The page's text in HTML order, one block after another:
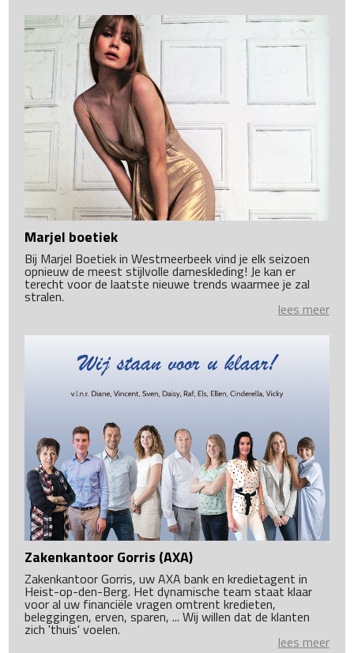
Marjel boetiek
Bij Marjel Boetiek in Westmeerbeek vind je elk seizoen
opnieuw de meest stijlvolle dameskleding! Je kan er
terecht voor de laatste nieuwe trends waarmee je zal
stralen.
lees meer
Zakenkantoor Gorris (AXA)
Zakenkantoor Gorris, uw AXA bank en kredietagent in
Heist-op-den-Berg. Het dynamische team staat klaar
voor al uw financiële vragen omtrent kredieten,
beleggingen, erven, sparen, ... Wij willen dat de klanten
zich 'thuis' voelen.
lees meer